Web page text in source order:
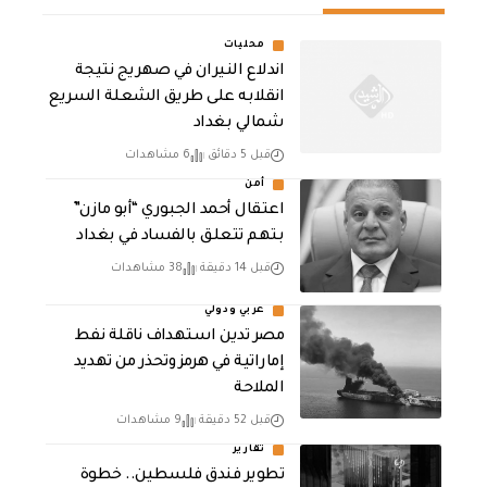
محليات
اندلاع النيران في صهريج نتيجة
انقلابه على طريق الشعلة السريع
شمالي بغداد
قبل 5 دقائق 6 مشاهدات
أمن
اعتقال أحمد الجبوري “أبو مازن”
بتهم تتعلق بالفساد في بغداد
قبل 14 دقيقة 38 مشاهدات
عربي ودولي
مصر تدين استهداف ناقلة نفط
إماراتية في هرمز وتحذر من تهديد
الملاحة
قبل 52 دقيقة 9 مشاهدات
تقارير
تطوير فندق فلسطين.. خطوة